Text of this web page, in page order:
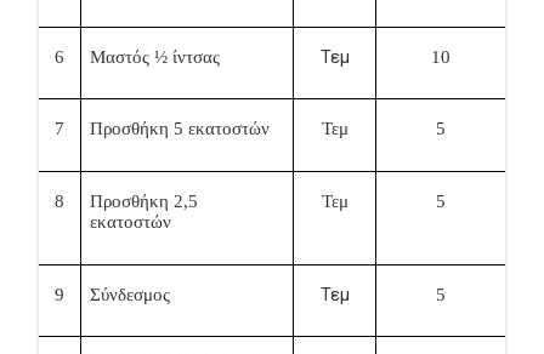
6 Μαστός ½ ίντσας Τεμ 10
7 Προσθήκη 5 εκατοστών Τεμ 5
8 Προσθήκη 2,5
εκατοστών
Τεμ 5
9 Σύνδεσμος Τεμ 5